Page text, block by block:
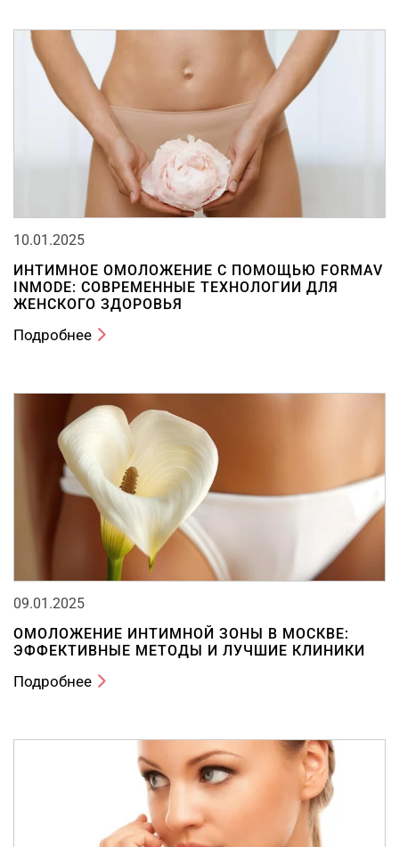
10.01.2025
ИНТИМНОЕ ОМОЛОЖЕНИЕ С ПОМОЩЬЮ FORMAV
INMODE: СОВРЕМЕННЫЕ ТЕХНОЛОГИИ ДЛЯ
ЖЕНСКОГО ЗДОРОВЬЯ
Подробнее
09.01.2025
ОМОЛОЖЕНИЕ ИНТИМНОЙ ЗОНЫ В МОСКВЕ:
ЭФФЕКТИВНЫЕ МЕТОДЫ И ЛУЧШИЕ КЛИНИКИ
Подробнее